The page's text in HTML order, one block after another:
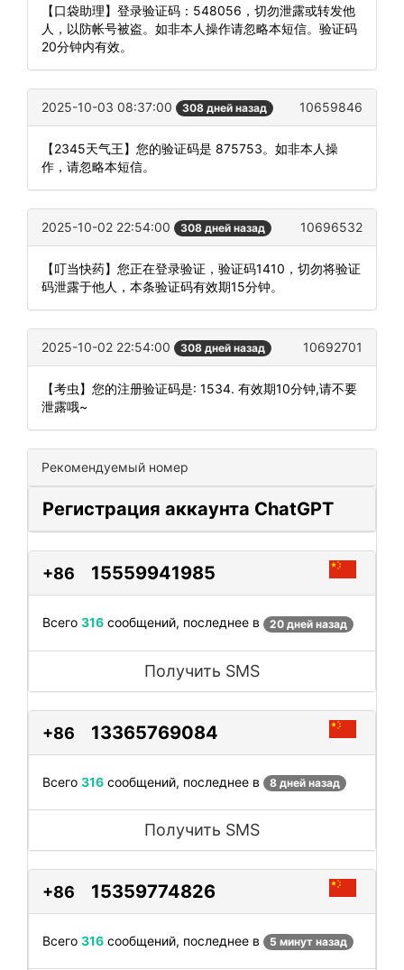
【口袋助理】登录验证码：548056，切勿泄露或转发他
人，以防帐号被盗。如非本人操作请忽略本短信。验证码
20分钟内有效。
2025-10-03 08:37:00 308 дней назад 10659846
【2345天气王】您的验证码是 875753。如非本人操
作，请忽略本短信。
2025-10-02 22:54:00 308 дней назад 10696532
【叮当快药】您正在登录验证，验证码1410，切勿将验证
码泄露于他人，本条验证码有效期15分钟。
2025-10-02 22:54:00 308 дней назад 10692701
【考虫】您的注册验证码是: 1534. 有效期10分钟,请不要
泄露哦~
Рекомендуемый номер
Регистрация аккаунта ChatGPT
+86 15559941985
Всего 316 сообщений, последнее в 20 дней назад
Получить SMS
+86 13365769084
Всего 316 сообщений, последнее в 8 дней назад
Получить SMS
+86 15359774826
Всего 316 сообщений, последнее в 5 минут назад